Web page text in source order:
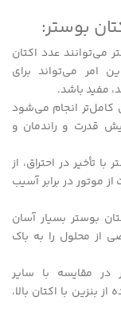
بوستر:
می‌توانند عدد اکتان
امر می‌تواند برای
مفید باشد.
کامل‌تر انجام می‌شود
قدرت و راندمان و
تأخیر در احتراق، از
موتور در برابر آسیب
بوستر بسیار آسان
محلول را به باک
مقایسه با سایر
بنزین با اکتان بالا،